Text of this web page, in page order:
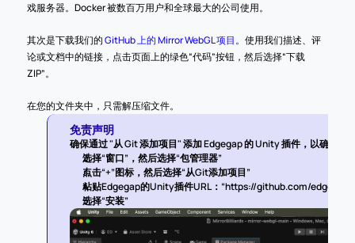
戏服务器。Docker 被数百万用户和全球最大的公司使用。
其次是下载我们的 GitHub 上的 Mirror WebGL 项目。使用我们描述、评
论或文档中的链接，点击页面上的绿色“代码”按钮，然后选择“下载
ZIP”。
在您的文件夹中，只需解压缩文件。
免责声明
确保通过 "从 Git 添加项目" 添加 Edgegap 的 Unity 插件，以确保您
选择“窗口”，然后选择“包管理器”
点击“+”图标，然后选择“从Git添加项目”
粘贴Edgegap的Unity插件URL：“https://github.com/
选择“安装”